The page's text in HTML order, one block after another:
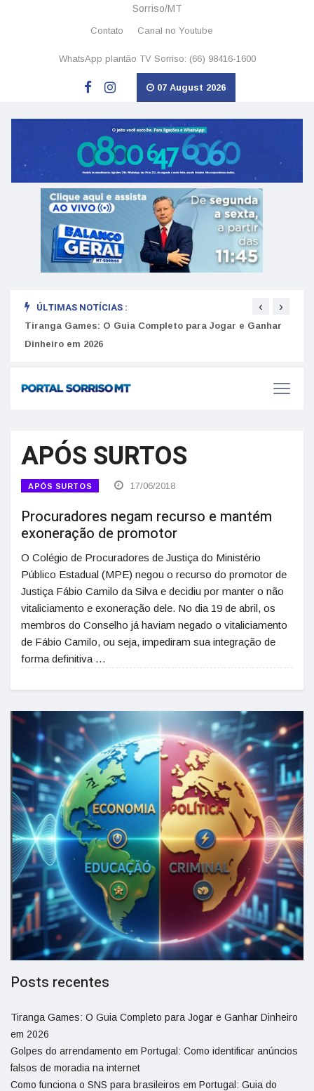
Sorriso/MT
Contato Canal no Youtube
WhatsApp plantão TV Sorriso: (66) 98416-1600
07 August 2026
ÚLTIMAS NOTÍCIAS :
Tiranga Games: O Guia Completo para Jogar e Ganhar
Dinheiro em 2026
‹ ›
APÓS SURTOS
APÓS SURTOS 17/06/2018
Procuradores negam recurso e mantém
exoneração de promotor
O Colégio de Procuradores de Justiça do Ministério
Público Estadual (MPE) negou o recurso do promotor de
Justiça Fábio Camilo da Silva e decidiu por manter o não
vitaliciamento e exoneração dele. No dia 19 de abril, os
membros do Conselho já haviam negado o vitaliciamento
de Fábio Camilo, ou seja, impediram sua integração de
forma definitiva …
Posts recentes
Tiranga Games: O Guia Completo para Jogar e Ganhar Dinheiro
em 2026
Golpes do arrendamento em Portugal: Como identificar anúncios
falsos de moradia na internet
Como funciona o SNS para brasileiros em Portugal: Guia do